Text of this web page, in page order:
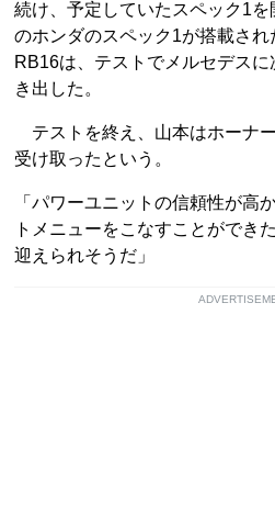
続け、予定していたスペック1
のホンダのスペック1が搭載さ
RB16は、テストでメルセデス
き出した。
テストを終え、山本はホーナ
受け取ったという。
「パワーユニットの信頼性が高
トメニューをこなすことができ
迎えられそうだ」